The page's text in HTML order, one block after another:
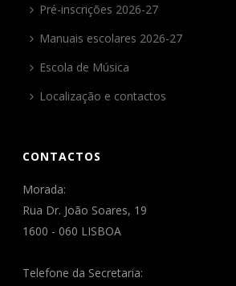
Pré-inscrições 2026-27
Manuais escolares 2026-27
Escola de Música
Localização e contactos
CONTACTOS
Morada:
Rua Dr. João Soares, 19
1600 - 060 LISBOA
Telefone da Secretaria: